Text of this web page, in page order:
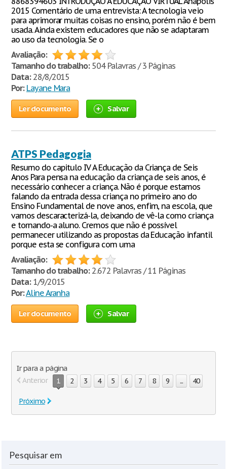
2015 Comentário de uma entrevista: A tecnologia veio
para aprimorar muitas coisas no ensino, porém não é bem
usada. Ainda existem educadores que não se adaptaram
ao uso da tecnologia. Se o
Avaliação:
Tamanho do trabalho:504 Palavras / 3 Páginas
Data:28/8/2015
Por: Layane Mara
Ler documento Salvar
ATPS Pedagogia
Resumo do capitulo IV A Educação da Criança de Seis
Anos Para pensa na educação da criança de seis anos, é
necessário conhecer a criança. Não é porque estamos
falando da entrada dessa criança no primeiro ano do
Ensino Fundamental de nove anos, enfim, na escola, que
vamos descaracterizá-la, deixando de vê-la como criança
e tornando-a aluno. Cremos que não é possível
permanecer utilizando as propostas da Educação infantil
porque esta se configura com uma
Avaliação:
Tamanho do trabalho:2.672 Palavras / 11 Páginas
Data:1/9/2015
Por:Aline Aranha
Ler documento Salvar
Ir para a página
Anterior 1 2 3 4 5 6 7 8 9 ... 40
Próximo
Pesquisar em